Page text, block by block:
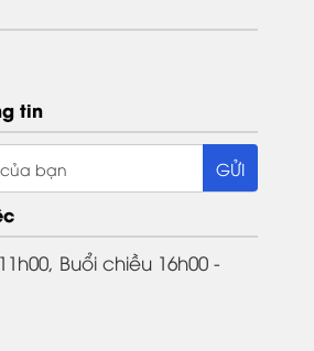
tin
Buổi chiều 16h00 -